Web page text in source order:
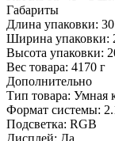
Габариты
Длина упаковки:
Ширина упаковки:
Высота упаковки:
Вес товара: 4170 г
Дополнительно
Тип товара: Умная
Формат системы:
Подсветка: RGB
Дисплей: Да